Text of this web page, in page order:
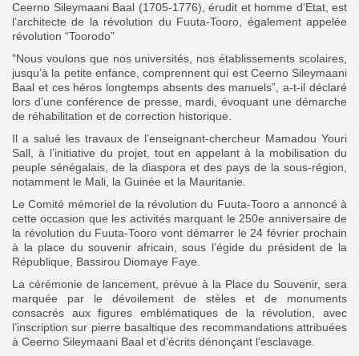
Ceerno Sileymaani Baal (1705-1776), érudit et homme d’Etat, est
l’architecte de la révolution du Fuuta-Tooro, également appelée
révolution “Toorodo”
”Nous voulons que nos universités, nos établissements scolaires,
jusqu’à la petite enfance, comprennent qui est Ceerno Sileymaani
Baal et ces héros longtemps absents des manuels”, a-t-il déclaré
lors d’une conférence de presse, mardi, évoquant une démarche
de réhabilitation et de correction historique.
Il a salué les travaux de l’enseignant-chercheur Mamadou Youri
Sall, à l’initiative du projet, tout en appelant à la mobilisation du
peuple sénégalais, de la diaspora et des pays de la sous-région,
notamment le Mali, la Guinée et la Mauritanie.
Le Comité mémoriel de la révolution du Fuuta-Tooro a annoncé à
cette occasion que les activités marquant le 250e anniversaire de
la révolution du Fuuta-Tooro vont démarrer le 24 février prochain
à la place du souvenir africain, sous l’égide du président de la
République, Bassirou Diomaye Faye.
La cérémonie de lancement, prévue à la Place du Souvenir, sera
marquée par le dévoilement de stèles et de monuments
consacrés aux figures emblématiques de la révolution, avec
l’inscription sur pierre basaltique des recommandations attribuées
à Ceerno Sileymaani Baal et d’écrits dénonçant l’esclavage.